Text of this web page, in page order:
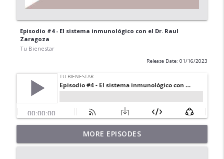
Episodio #4 - El sistema inmunológico con el Dr. Raul
Zaragoza
Tu Bienestar
Release Date: 01/16/2023
Episodio 27: Liberarte del estrés sin
sentir culpa
info_outline
MORE EPISODES